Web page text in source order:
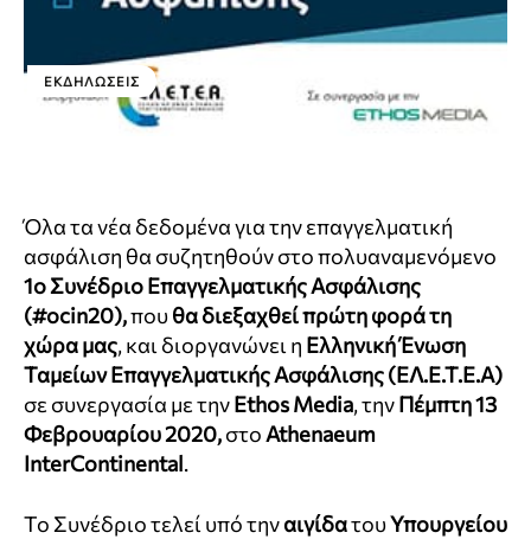
ΕΚΔΗΛΏΣΕΙΣ
Όλα τα νέα δεδομένα για την επαγγελματική
ασφάλιση θα συζητηθούν στο πολυαναμενόμενο
1oΣυνέδριο Επαγγελματικής Ασφάλισης
(#ocin20),πουθα διεξαχθεί πρώτη φορά τη
χώρα μας, και διοργανώνει η Ελληνική Ένωση
Ταμείων Επαγγελματικής Ασφάλισης (ΕΛ.Ε.Τ.Ε.Α)
σε συνεργασία με τηνEthos Media, τηνΠέμπτη 13
Φεβρουαρίου 2020,στoAthenaeum
InterContinental.
Το Συνέδριο τελεί υπό τηναιγίδατουΥπουργείου